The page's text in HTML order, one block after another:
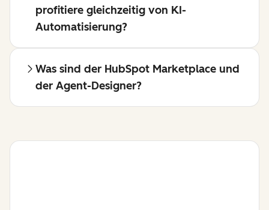
profitiere gleichzeitig von KI-
Automatisierung?
Was sind der HubSpot Marketplace und
der Agent-Designer?